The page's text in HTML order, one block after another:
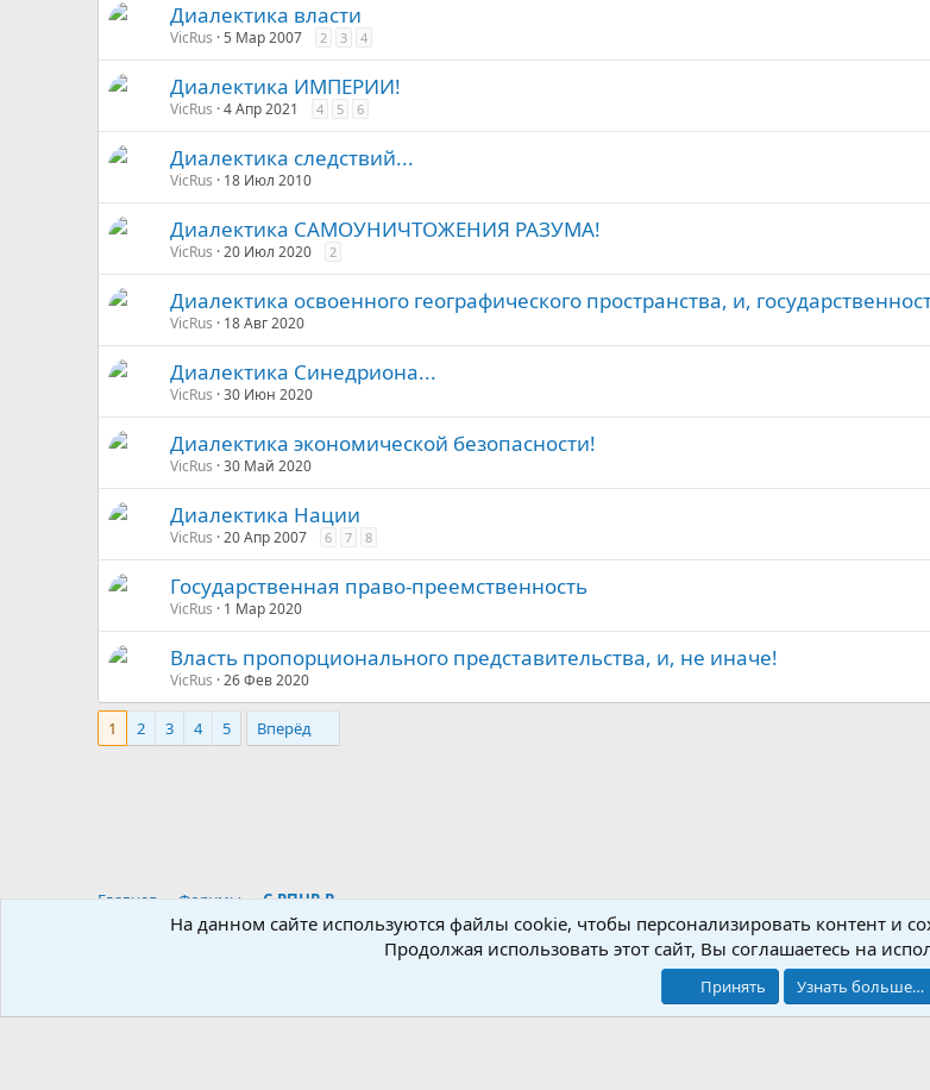
Диалектика власти
VicRus 5 Мар 2007 2 3 4
Диалектика ИМПЕРИИ!
VicRus 4 Апр 2021 4 5 6
Диалектика следствий...
VicRus 18 Июл 2010
Диалектика САМОУНИЧТОЖЕНИЯ РАЗУМА!
VicRus 20 Июл 2020 2
Диалектика освоенного географического пространства, и,
VicRus 18 Авг 2020
Диалектика Синедриона...
VicRus 30 Июн 2020
Диалектика экономической безопасности!
VicRus 30 Май 2020
Диалектика Нации
VicRus 20 Апр 2007 6 7 8
Государственная право-преемственность
VicRus 1 Мар 2020
Власть пропорционального представительства, и, не иначе!
VicRus 26 Фев 2020
1 2 3 4 5 Вперёд
Главная Форумы С-РПНР-Р
На данном сайте используются файлы cookie, чтобы персонализировать контент и
Продолжая использовать этот сайт, Вы соглашаетесь на
Принять Узнать больше…